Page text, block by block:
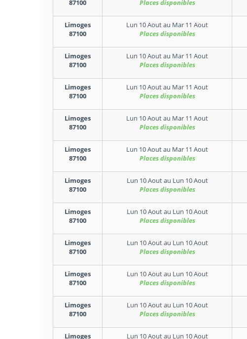
87100
Places disponibles
Limoges
87100
Lun 10 Aoutau Mar 11 Aout
Places disponibles
Limoges
87100
Lun 10 Aoutau Mar 11 Aout
Places disponibles
Limoges
87100
Lun 10 Aoutau Mar 11 Aout
Places disponibles
Limoges
87100
Lun 10 Aoutau Mar 11 Aout
Places disponibles
Limoges
87100
Lun 10 Aoutau Mar 11 Aout
Places disponibles
Limoges
87100
Lun 10 Aoutau Lun 10 Aout
Places disponibles
Limoges
87100
Lun 10 Aoutau Lun 10 Aout
Places disponibles
Limoges
87100
Lun 10 Aoutau Lun 10 Aout
Places disponibles
Limoges
87100
Lun 10 Aoutau Lun 10 Aout
Places disponibles
Limoges
87100
Lun 10 Aoutau Lun 10 Aout
Places disponibles
Limoges
Lun 10 Aoutau Lun 10 Aout